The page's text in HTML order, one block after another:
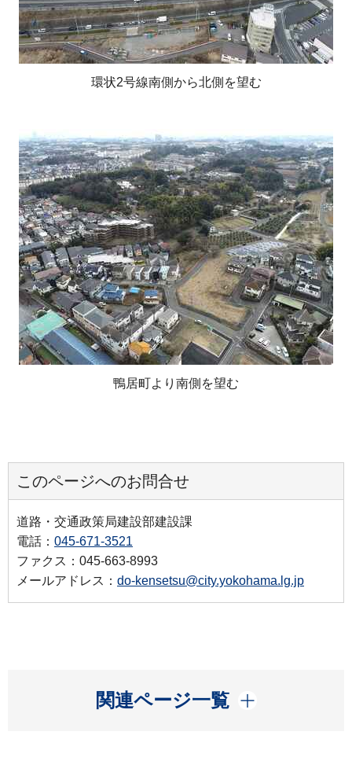
環状2号線南側から北側を望む
鴨居町より南側を望む
このページへのお問合せ
道路・交通政策局建設部建設課
電話： 045-671-3521
ファクス：045-663-8993
メールアドレス： do-kensetsu@city.yokohama.lg.jp
関連ページ一覧
開く